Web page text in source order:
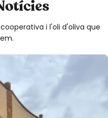
i l'oli d'oliva que